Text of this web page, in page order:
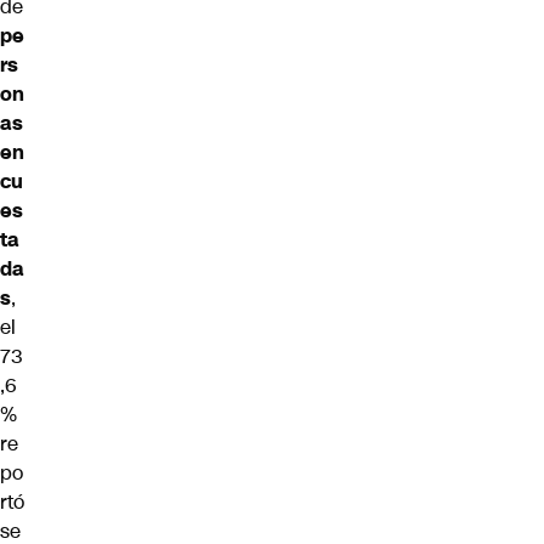
de
pe
rs
on
as
en
cu
es
ta
da
s,
el
73
,6
%
re
po
rtó
se